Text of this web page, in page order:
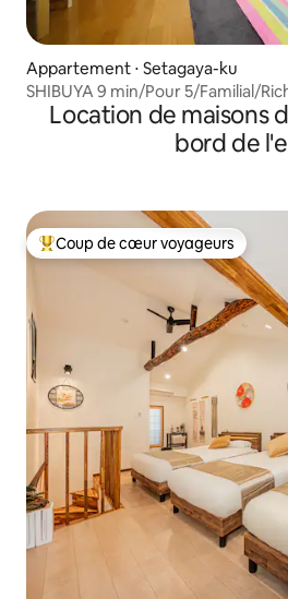
Appartement ⋅ Setagaya-ku
SHIBUYA 9 min/Pour 5/Familial/
Location de maisons
bord de
Coups de cœur voyageurs les plus
Coup de cœur voyageurs